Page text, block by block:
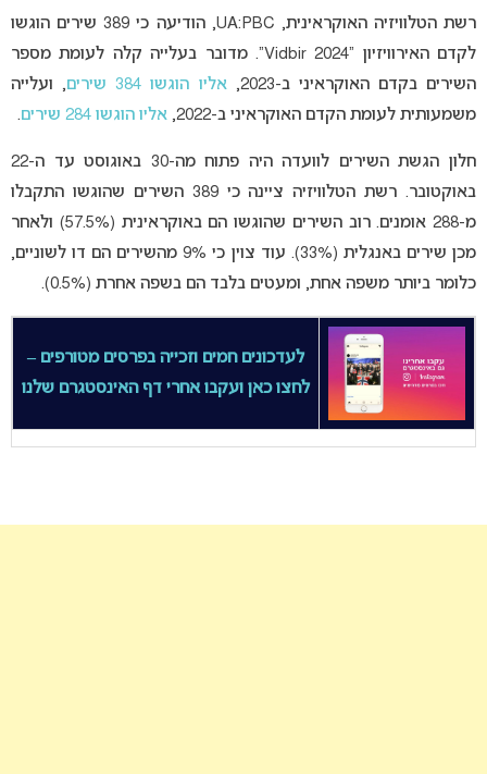
רשת הטלוויזיה האוקראינית, UA:PBC, הודיעה כי 389 שירים הוגשו
לקדם האירוויזיון
“Vidbir 2024”. מדובר בעלייה קלה לעומת מספר
השירים בקדם האוקראיני ב-2023,
אליו הוגשו 384 שירים
, ועלייה
משמעותית לעומת הקדם האוקראיני ב-2022,
אליו הוגשו 284 שירים .
חלון הגשת השירים לוועדה היה פתוח מה-30 באוגוסט עד ה-22
באוקטובר. רשת הטלוויזיה ציינה כי 389 השירים שהוגשו התקבלו
מ-288 אומנים. רוב השירים שהוגשו הם באוקראינית (57.5%) ולאחר
מכן שירים באנגלית (33%). עוד צוין כי 9% מהשירים הם דו לשוניים,
כלומר ביותר משפה אחת, ומעטים בלבד הם בשפה אחרת (0.5%).
לעדכונים חמים וזכייה בפרסים מטורפים –
לחצו כאן ועקבו אחרי דף האינסטגרם שלנו